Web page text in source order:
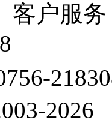
客户服务